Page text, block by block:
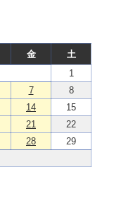
金
土
1
7
8
14
15
21
22
28
29